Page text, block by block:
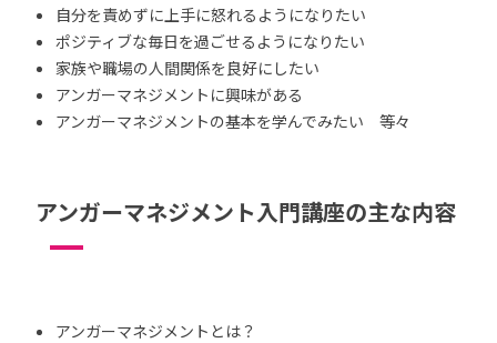
自分を責めずに上手に怒れるようになりたい
ポジティブな毎日を過ごせるようになりたい
家族や職場の人間関係を良好にしたい
アンガーマネジメントに興味がある
アンガーマネジメントの基本を学んでみたい 等々
アンガーマネジメント入門講座の主な内容
アンガーマネジメントとは？